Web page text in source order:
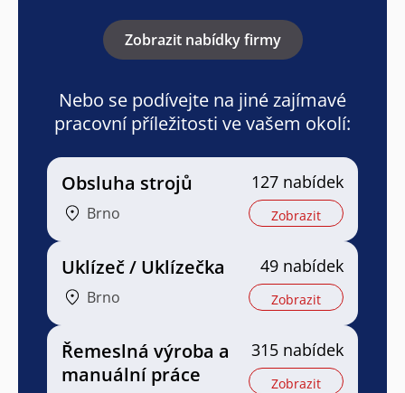
Zobrazit nabídky firmy
Nebo se podívejte na jiné zajímavé
pracovní příležitosti ve vašem okolí:
Obsluha strojů
Brno
127 nabídek
Zobrazit
Uklízeč / Uklízečka
Brno
49 nabídek
Zobrazit
Řemeslná výroba a
manuální práce
315 nabídek
Zobrazit